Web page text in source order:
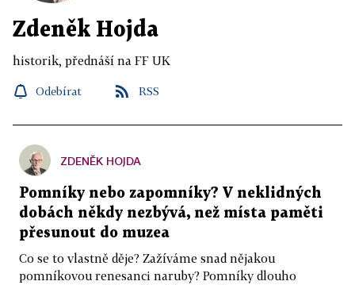
Zdeněk Hojda
historik, přednáší na FF UK
Odebírat RSS
ZDENĚK HOJDA
Pomníky nebo zapomníky? V neklidných
dobách někdy nezbývá, než místa paměti
přesunout do muzea
Co se to vlastně děje? Zažíváme snad nějakou
pomníkovou renesanci naruby? Pomníky dlouho